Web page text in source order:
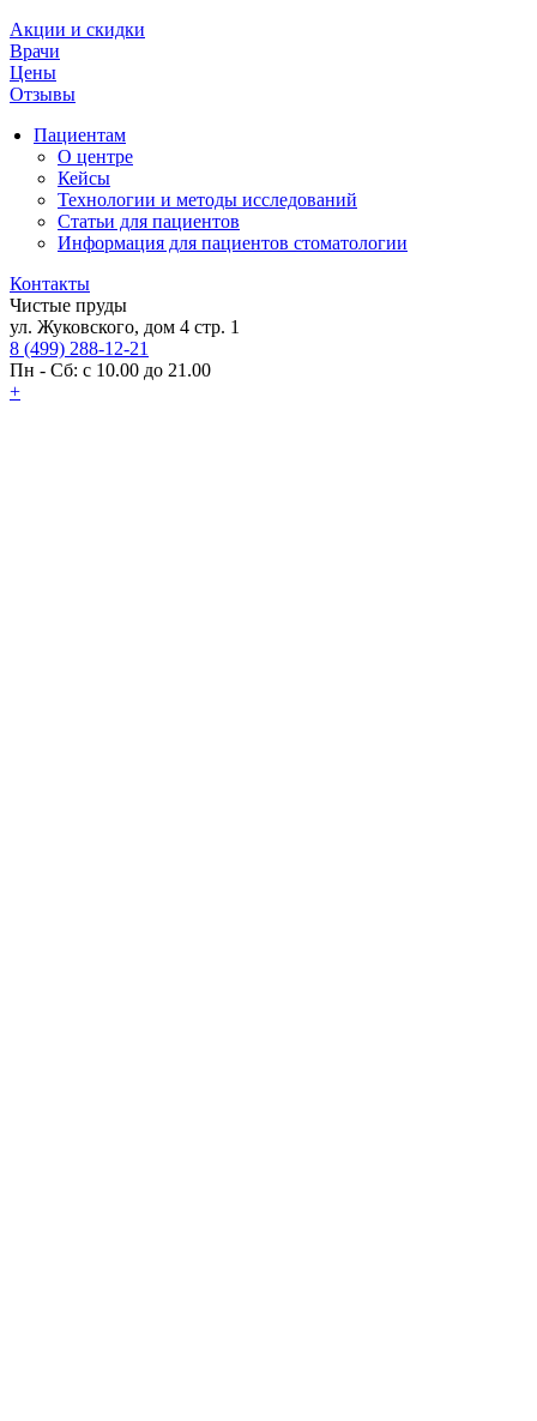
Акции и скидки
Врачи
Цены
Отзывы
Пациентам
О центре
Кейсы
Технологии и методы исследований
Статьи для пациентов
Информация для пациентов стоматологии
Контакты
Чистые пруды
ул. Жуковского, дом 4 стр. 1
8 (499) 288-12-21
Пн - Сб: с 10.00 до 21.00
+